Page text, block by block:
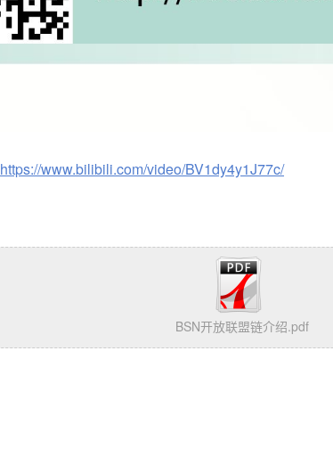
https://www.bilibili.com/video/BV1dy4y1J77c/
BSN开放联盟链介绍.pdf